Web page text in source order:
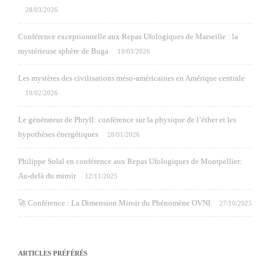
28/03/2026
Conférence exceptionnelle aux Repas Ufologiques de Marseille : la
mystérieuse sphère de Buga
19/03/2026
Les mystères des civilisations méso-américaines en Amérique centrale
10/02/2026
Le générateur de Phryll: conférence sur la physique de l’éther et les
hypothèses énergétiques
28/01/2026
Philippe Solal en conférence aux Repas Ufologiques de Montpellier:
Au-delà du miroir
12/11/2025
🚀 Conférence : La Dimension Miroir du Phénomène OVNI 27/10/2025
ARTICLES PRÉFÉRÉS